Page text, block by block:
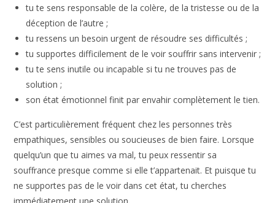
tu te sens responsable de la colère, de la tristesse ou de la
déception de l’autre ;
tu ressens un besoin urgent de résoudre ses difficultés ;
tu supportes difficilement de le voir souffrir sans intervenir ;
tu te sens inutile ou incapable si tu ne trouves pas de
solution ;
son état émotionnel finit par envahir complètement le tien.
C’est particulièrement fréquent chez les personnes très
empathiques, sensibles ou soucieuses de bien faire. Lorsque
quelqu’un que tu aimes va mal, tu peux ressentir sa
souffrance presque comme si elle t’appartenait. Et puisque tu
ne supportes pas de le voir dans cet état, tu cherches